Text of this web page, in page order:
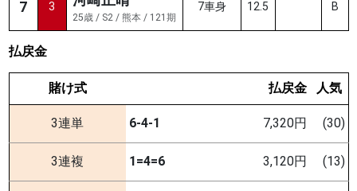
7 3
25歳 / S2 / 熊本 / 121期
7車身 12.5 B
払戻金
賭け式 払戻金 人気
3連単 6-4-1 7,320円 (30)
3連複 1=4=6 3,120円 (13)